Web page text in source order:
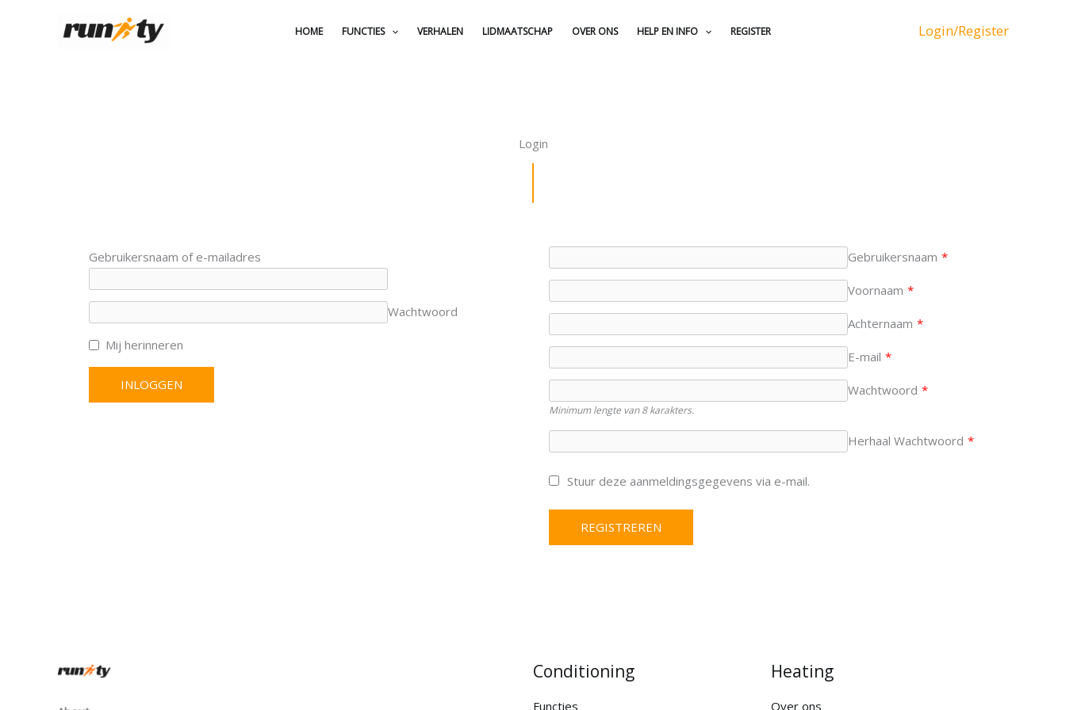
HOME FUNCTIES VERHALEN LIDMAATSCHAP OVER ONS HELP EN INFO REGISTER Login/Register
Login
Gebruikersnaam of e-mailadres
Wachtwoord
Mij herinneren
Gebruikersnaam *
Voornaam *
Achternaam *
E-mail *
Wachtwoord *
Minimum lengte van 8 karakters.
Herhaal Wachtwoord *
Stuur deze aanmeldingsgegevens via e-mail.
Conditioning
Functies
Heating
Over ons